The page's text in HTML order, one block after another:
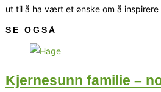
ut til å ha vært et ønske om å
SE OGSÅ
Kjernesunn familie –